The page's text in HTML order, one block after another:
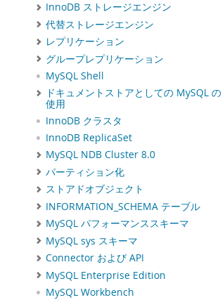
InnoDB ストレージエンジン
代替ストレージエンジン
レプリケーション
グループレプリケーション
MySQL Shell
ドキュメントストアとしての MySQL の
使用
InnoDB クラスタ
InnoDB ReplicaSet
MySQL NDB Cluster 8.0
パーティション化
ストアドオブジェクト
INFORMATION_SCHEMA テーブル
MySQL パフォーマンススキーマ
MySQL sys スキーマ
Connector および API
MySQL Enterprise Edition
MySQL Workbench